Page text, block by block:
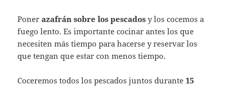
Ponerazafrán sobre los pescados y los cocemos a
fuego lento. Es importante cocinar antes los que
necesiten más tiempo para hacerse y reservar los
que tengan que estar con menos tiempo.
Coceremos todos los pescados juntos durante15